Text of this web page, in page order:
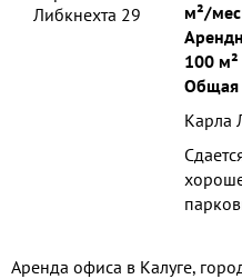
м²/мес
100 м²
Общая
Карла
Аренда офиса в Калуге,